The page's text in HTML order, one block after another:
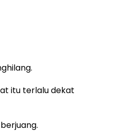
itu terlalu dekat